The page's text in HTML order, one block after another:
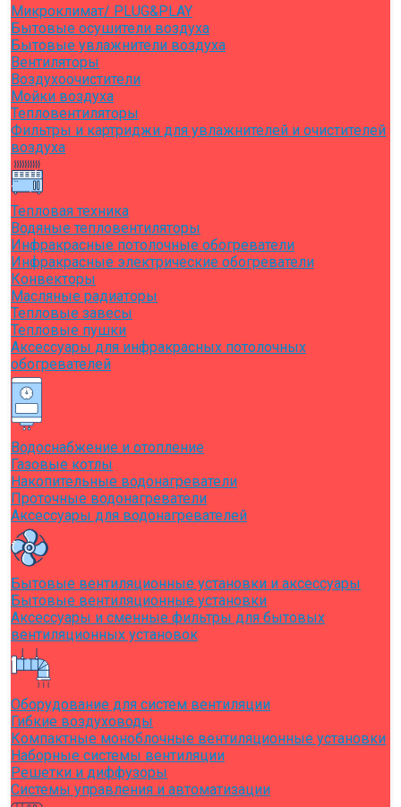
Микроклимат/ PLUG&PLAY
Бытовые осушители воздуха
Бытовые увлажнители воздуха
Вентиляторы
Воздухоочистители
Мойки воздуха
Тепловентиляторы
Фильтры и картриджи для увлажнителей и очистителей
воздуха
Тепловая техника
Водяные тепловентиляторы
Инфракрасные потолочные обогреватели
Инфракрасные электрические обогреватели
Конвекторы
Масляные радиаторы
Тепловые завесы
Тепловые пушки
Аксессуары для инфракрасных потолочных
обогревателей
Водоснабжение и отопление
Газовые котлы
Накопительные водонагреватели
Проточные водонагреватели
Аксессуары для водонагревателей
Бытовые вентиляционные установки и аксессуары
Бытовые вентиляционные установки
Аксессуары и сменные фильтры для бытовых
вентиляционных установок
Оборудование для систем вентиляции
Гибкие воздуховоды
Компактные моноблочные вентиляционные установки
Наборные системы вентиляции
Решетки и диффузоры
Системы управления и автоматизации